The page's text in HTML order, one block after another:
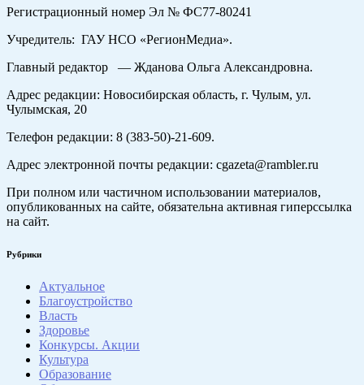
Регистрационный номер Эл № ФС77-80241
Учредитель: ГАУ НСО «РегионМедиа».
Главный редактор — Жданова Ольга Александровна.
Адрес редакции: Новосибирская область, г. Чулым, ул.
Чулымская, 20
Телефон редакции: 8 (383-50)-21-609.
Адрес электронной почты редакции: cgazeta@rambler.ru
При полном или частичном использовании материалов,
опубликованных на сайте, обязательна активная гиперссылка
на сайт.
Рубрики
Актуальное
Благоустройство
Власть
Здоровье
Конкурсы. Акции
Культура
Образование